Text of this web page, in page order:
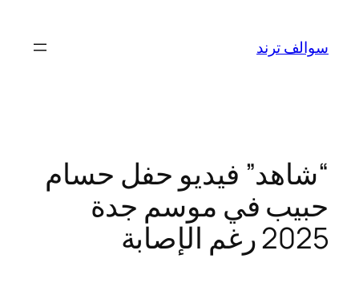
المحتوى
سوالف ترند
“شاهد” فيديو حفل حسام
حبيب في موسم جدة
2025 رغم الإصابة